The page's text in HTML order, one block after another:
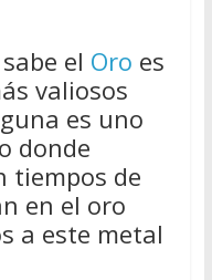
el Oro es
valiosos
es uno
donde
tiempos de
en el oro
a este metal